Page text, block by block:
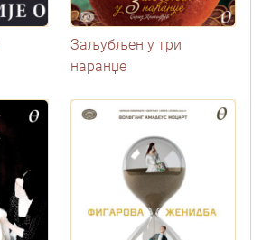
Заљубљен у три
наранџе